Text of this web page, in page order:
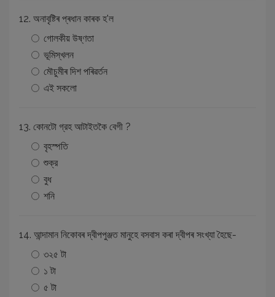
12. অনাবৃষ্টিৰ প্ৰধান কাৰক হ'ল
গােলকীয় উষ্ণতা
ভূমিস্খলন
মৌচুমীৰ দিশ পৰিৱৰ্তন
এই সকলাে
13. কোনটো গ্রহ আটাইতকৈ বেগী ?
বৃহস্পতি
শুক্র
বুধ
শনি
14. আন্দামান নিকোবৰ দ্বীপপুঞ্জত মানুহে বসবাস কৰা দ্বীপৰ সংখ্যা হৈছে-
৩২৫ টা
১ টা
৫ টা